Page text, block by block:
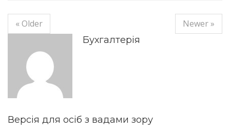
« Older
Newer »
Бухгалтерія
Версія для осіб з вадами зору